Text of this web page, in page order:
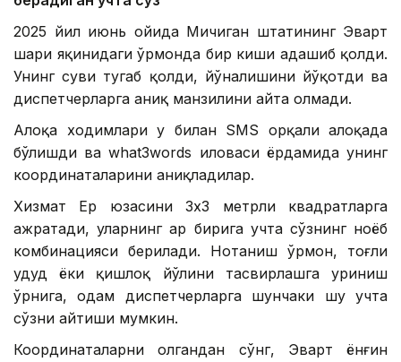
2025 йил июнь ойида Мичиган штатининг Эварт
шаҳри яқинидаги ўрмонда бир киши адашиб қолди.
Унинг суви тугаб қолди, йўналишини йўқотди ва
диспетчерларга аниқ манзилини айта олмади.
Алоқа ходимлари у билан SМS орқали алоқада
бўлишди ва what3words иловаси ёрдамида унинг
координаталарини аниқладилар.
Хизмат Ер юзасини 3х3 метрли квадратларга
ажратади, уларнинг ҳар бирига учта сўзнинг ноёб
комбинацияси берилади. Нотаниш ўрмон, тоғли
ҳудуд ёки қишлоқ йўлини тасвирлашга уриниш
ўрнига, одам диспетчерларга шунчаки шу учта
сўзни айтиши мумкин.
Координаталарни олгандан сўнг, Эварт ёнғин